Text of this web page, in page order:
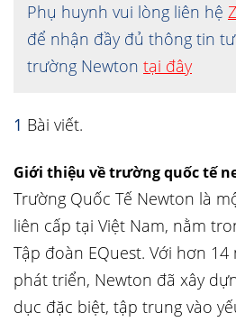
Phụ huynh vui lòng liên hệ
để nhận đầy đủ thông tin
trường Newton tại đây
1 Bài viết.
Giới thiệu về trường quốc tế
Trường Quốc Tế Newton là
liên cấp tại Việt Nam, nằm
Tập đoàn EQuest. Với hơn
phát triển, Newton đã xây
dục đặc biệt, tập trung vào